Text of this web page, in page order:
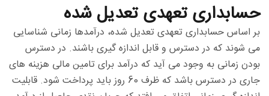
حسابداری تعهدی تعدیل شده
بر اساس حسابداری تعهدی تعدیل شده، درآمدها زمانی شناسایی
می شوند که در دسترس و قابل اندازه گیری باشند. در دسترس
بودن زمانی به وجود می آید که درآمد برای تامین مالی هزینه های
جاری در دسترس باشد که ظرف 60 روز باید پرداخت شود. قابلیت